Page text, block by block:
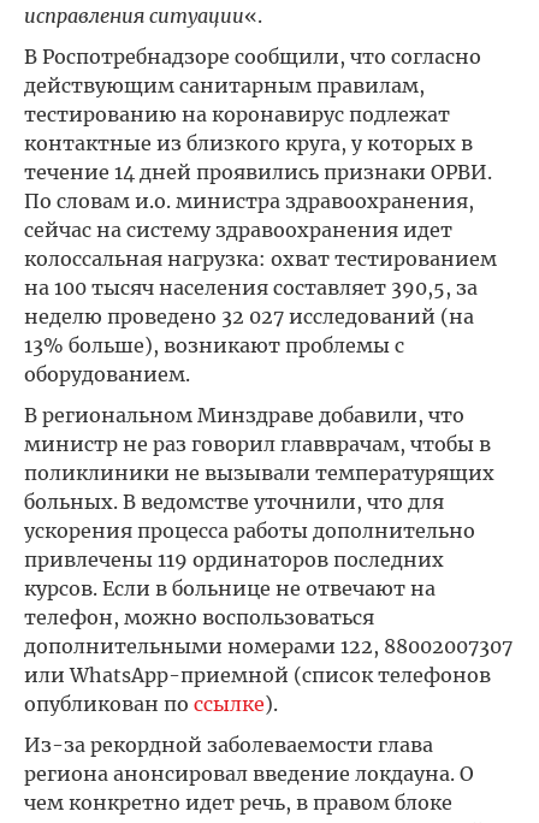
исправления ситуации«.
В Роспотребнадзоре сообщили, что согласно
действующим санитарным правилам,
тестированию на коронавирус подлежат
контактные из близкого круга, у которых в
течение 14 дней проявились признаки ОРВИ.
По словам и.о. министра здравоохранения,
сейчас на систему здравоохранения идет
колоссальная нагрузка: охват тестированием
на 100 тысяч населения составляет 390,5, за
неделю проведено 32 027 исследований (на
13% больше), возникают проблемы с
оборудованием.
В региональном Минздраве добавили, что
министр не раз говорил главврачам, чтобы в
поликлиники не вызывали температурящих
больных. В ведомстве уточнили, что для
ускорения процесса работы дополнительно
привлечены 119 ординаторов последних
курсов. Если в больнице не отвечают на
телефон, можно воспользоваться
дополнительными номерами 122, 88002007307
или WhatsApp-приемной (список телефонов
опубликован по ссылке).
Из-за рекордной заболеваемости глава
региона анонсировал введение локдауна. О
чем конкретно идет речь, в правом блоке